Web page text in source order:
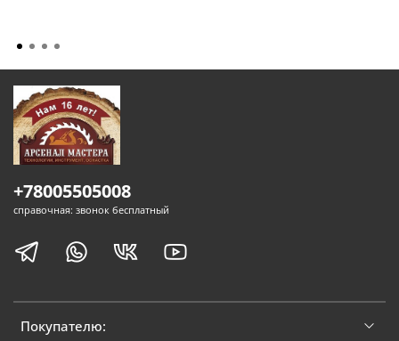
Покупателю:
+78005505008
справочная: звонок бесплатный